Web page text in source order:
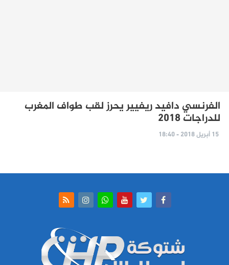
الفرنسي دافيد ريفيير يحرز لقب طواف المغرب
للدراجات 2018
15 أبريل 2018 - 18:40